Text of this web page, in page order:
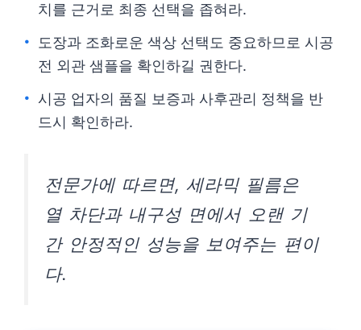
치를 근거로 최종 선택을 좁혀라.
도장과 조화로운 색상 선택도 중요하므로 시공
전 외관 샘플을 확인하길 권한다.
시공 업자의 품질 보증과 사후관리 정책을 반
드시 확인하라.
전문가에 따르면, 세라믹 필름은
열 차단과 내구성 면에서 오랜 기
간 안정적인 성능을 보여주는 편이
다.